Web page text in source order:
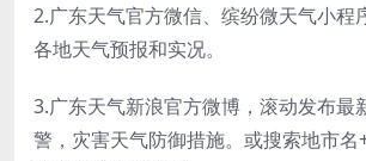
2.广东天气官方微信、缤纷微天气小程
各地天气预报和实况。
3.广东天气新浪官方微博，滚动发布最
警，灾害天气防御措施。或搜索地市名